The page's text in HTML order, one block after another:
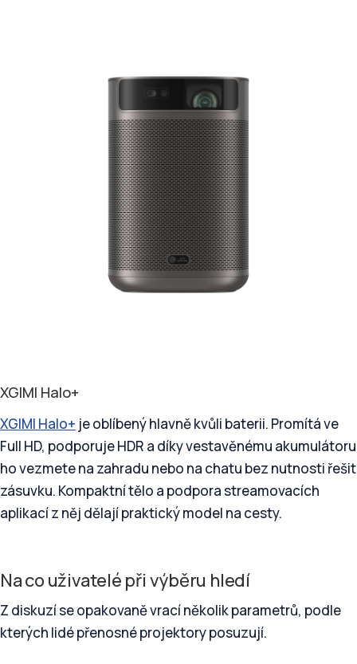
XGIMI Halo+
XGIMI Halo+ je oblíbený hlavně kvůli baterii. Promítá ve
Full HD, podporuje HDR a díky vestavěnému akumulátoru
ho vezmete na zahradu nebo na chatu bez nutnosti řešit
zásuvku. Kompaktní tělo a podpora streamovacích
aplikací z něj dělají praktický model na cesty.
Na co uživatelé při výběru hledí
Z diskuzí se opakovaně vrací několik parametrů, podle
kterých lidé přenosné projektory posuzují.